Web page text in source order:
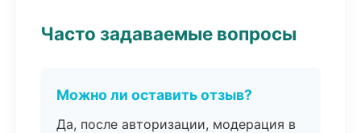
Часто задаваемые вопросы
Можно ли оставить отзыв?
Да, после авторизации, модерация в